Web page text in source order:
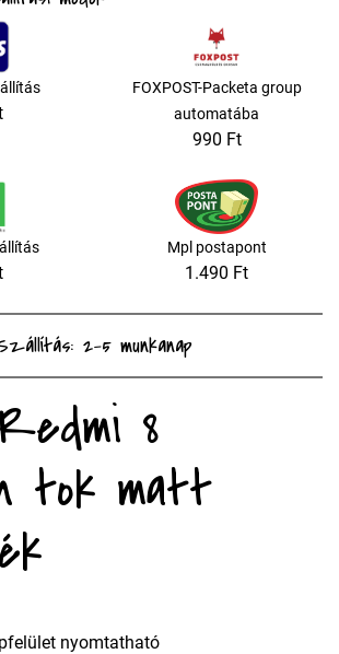
FOXPOST-Packeta group
automatába
990 Ft
Mpl postapont
1.490 Ft
2-5 munkanap
8
tok matt
nyomtatható